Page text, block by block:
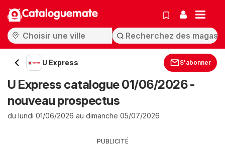
Cataloguemate
U Express S'abonner
U Express catalogue 01/06/2026 -
nouveau prospectus
du lundi 01/06/2026 au dimanche 05/07/2026
PUBLICITÉ